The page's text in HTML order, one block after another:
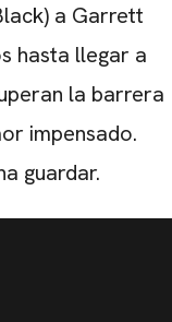
a Garrett
hasta llegar a
la barrera
impensado.
guardar.